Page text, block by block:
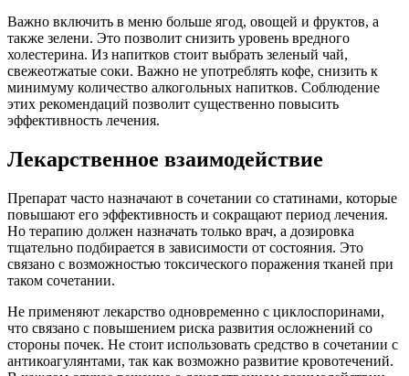
Важно включить в меню больше ягод, овощей и фруктов, а
также зелени. Это позволит снизить уровень вредного
холестерина. Из напитков стоит выбрать зеленый чай,
свежеотжатые соки. Важно не употреблять кофе, снизить к
минимуму количество алкогольных напитков. Соблюдение
этих рекомендаций позволит существенно повысить
эффективность лечения.
Лекарственное взаимодействие
Препарат часто назначают в сочетании со статинами, которые
повышают его эффективность и сокращают период лечения.
Но терапию должен назначать только врач, а дозировка
тщательно подбирается в зависимости от состояния. Это
связано с возможностью токсического поражения тканей при
таком сочетании.
Не применяют лекарство одновременно с циклоспоринами,
что связано с повышением риска развития осложнений со
стороны почек. Не стоит использовать средство в сочетании с
антикоагулянтами, так как возможно развитие кровотечений.